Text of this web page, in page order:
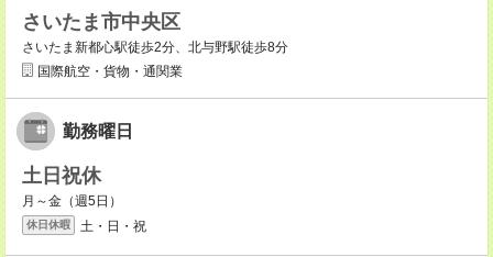
さいたま市中央区
さいたま新都心駅徒歩2分、北与野駅徒歩8分
国際航空・貨物・通関業
勤務曜日
土日祝休
月～金（週5日）
休日休暇 土・日・祝